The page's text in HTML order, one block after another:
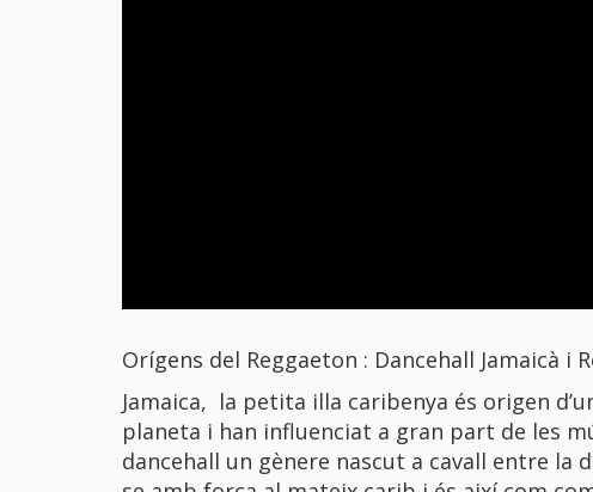
Orígens del Reggaeton : Dancehall Jamaicà i
Jamaica, la petita illa caribenya és origen
planeta i han influenciat a gran part de les
dancehall un gènere nascut a cavall entre la